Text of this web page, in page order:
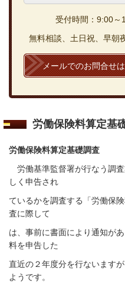
受付時間：9:00～
無料相談、土日祝、早朝
メールでのお問合せ
労働保険料算定基
労働保険料算定基礎調査
労働基準監督署が行なう調
しく申告され
ているかを調査する「労働保
査に際して
は、事前に書面により通知が
料を申告した
直近の２年度分を行ないます
ようです。